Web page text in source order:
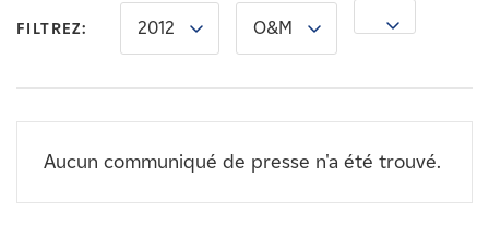
Nouvelles
Affiliés
FILTREZ: 2012 O&M
Aucun communiqué de presse n'a été trouvé.